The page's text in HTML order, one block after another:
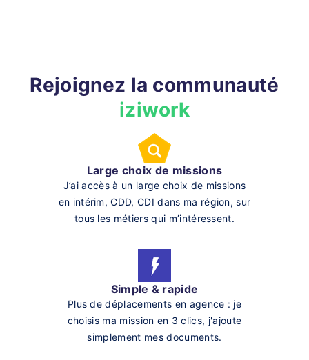
Rejoignez la communauté
iziwork
Large choix de missions
J’ai accès à un large choix de missions
en intérim, CDD, CDI dans ma région, sur
tous les métiers qui m’intéressent.
Simple & rapide
Plus de déplacements en agence : je
choisis ma mission en 3 clics, j'ajoute
simplement mes documents.